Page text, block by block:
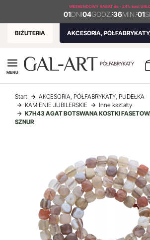
WEEKENDOWY RABAT do - 24% kod:
01DNI04GODZ. :36MIN. :01
BIŻUTERIA AKCESORIA,
PÓŁFABRYKATY
MENU
Start
AKCESORIA, PÓŁFABRYKATY, PUDEŁKA
KAMIENIE JUBILERSKIE
Inne kształty
K7H43 AGAT BOTSWANA KOSTKI
SZNUR